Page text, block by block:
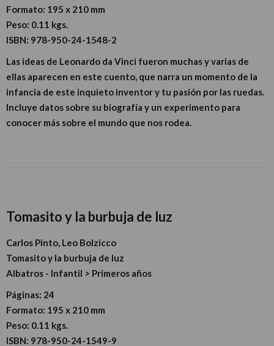
Formato: 195 x 210 mm
Peso: 0.11 kgs.
ISBN: 978-950-24-1548-2
Las ideas de Leonardo da Vinci fueron muchas y varias de
ellas aparecen en este cuento, que narra un momento de la
infancia de este inquieto inventor y tu pasión por las ruedas.
Incluye datos sobre su biografía y un experimento para
conocer más sobre el mundo que nos rodea.
Tomasito y la burbuja de luz
Carlos Pinto, Leo Bolzicco
Tomasito y la burbuja de luz
Albatros - Infantil > Primeros años
Páginas: 24
Formato: 195 x 210 mm
Peso: 0.11 kgs.
ISBN: 978-950-24-1549-9